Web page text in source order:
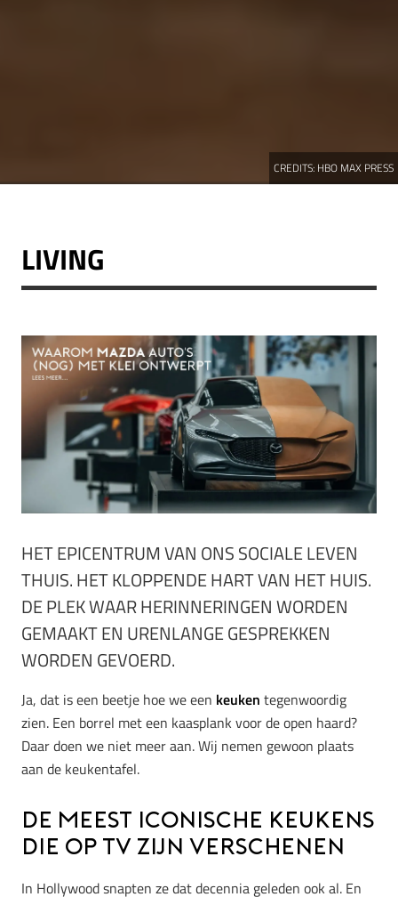
CREDITS: HBO MAX PRESS
LIVING
HET EPICENTRUM VAN ONS SOCIALE LEVEN
THUIS. HET KLOPPENDE HART VAN HET HUIS.
DE PLEK WAAR HERINNERINGEN WORDEN
GEMAAKT EN URENLANGE GESPREKKEN
WORDEN GEVOERD.
Ja, dat is een beetje hoe we een keuken tegenwoordig
zien. Een borrel met een kaasplank voor de open haard?
Daar doen we niet meer aan. Wij nemen gewoon plaats
aan de keukentafel.
De meest iconische keukens
die op tv zijn verschenen
In Hollywood snapten ze dat decennia geleden ook al. En